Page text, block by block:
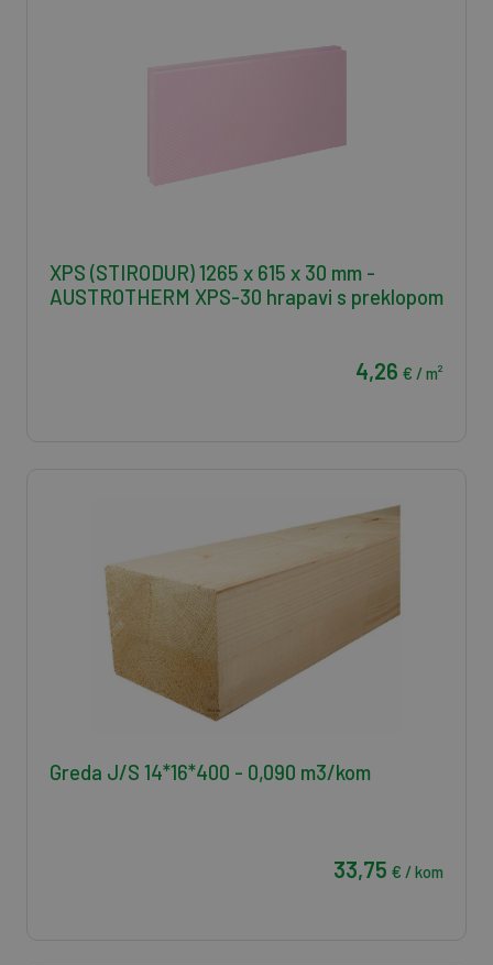
XPS (STIRODUR) 1265 x 615 x 30 mm -
AUSTROTHERM XPS-30 hrapavi s preklopom
4,26 € / m²
Greda J/S 14*16*400 - 0,090 m3/kom
33,75 € / kom